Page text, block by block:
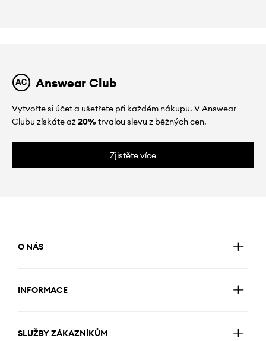
Answear Club
Vytvořte si účet a ušetřete při každém nákupu. V Answear
Clubu získáte až20%trvalou slevu z běžných cen.
Zjistěte více
O NÁS
INFORMACE
SLUŽBY ZÁKAZNÍKŮM